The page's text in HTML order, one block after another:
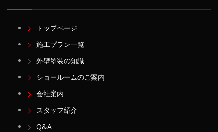
トップページ
施工プラン一覧
外壁塗装の知識
ショールームのご案内
会社案内
スタッフ紹介
Q&A